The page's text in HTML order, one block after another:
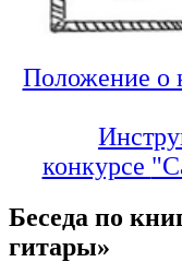
Положение о
конкурсе
Беседа по
гитары»